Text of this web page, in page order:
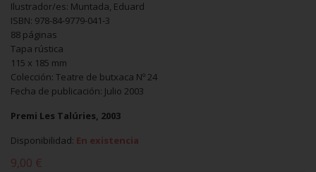
Ilustrador/es: Muntada, Eduard
ISBN: 978-84-9779-041-3
88 páginas
Tapa rústica
115 x 185 mm
Colección: Teatre de butxaca Nº 24
Fecha de publicación: Julio 2003
Premi Les Talúries, 2003
Disponibilidad: En existencia
9,00 €